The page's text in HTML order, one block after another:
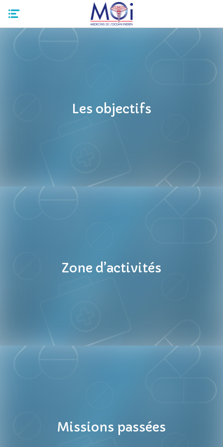
Les objectifs
Zone d’activités
Missions passées